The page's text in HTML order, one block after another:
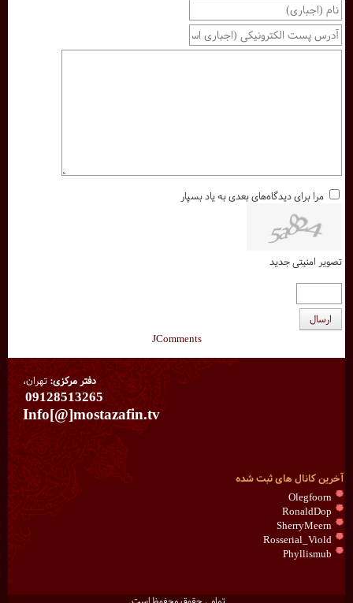
مرا برای دیدگاه‌های بعدی به یاد بسپار
تصویر امنیتی جدید
ارسال
JComments
دفتر مرکزی:تهران،
09128513265
Info[@]mostazafin.tv
آخرین کانال های ثبت شده
Olegfoorn
RonaldDop
SherryMeern
Rosserial_Viold
Phyllismub
تمامی حقوق محفوظ است.